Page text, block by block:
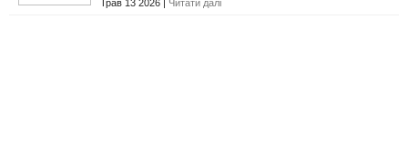
Трав 13 2026 | Читати далі